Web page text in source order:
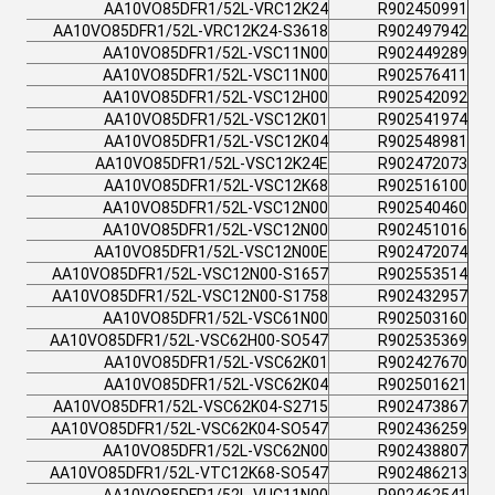
R902450991
AA10VO85DFR1/52L-VRC12K24
R902497942
AA10VO85DFR1/52L-VRC12K24-S3618
R902449289
AA10VO85DFR1/52L-VSC11N00
R902576411
AA10VO85DFR1/52L-VSC11N00
R902542092
AA10VO85DFR1/52L-VSC12H00
R902541974
AA10VO85DFR1/52L-VSC12K01
R902548981
AA10VO85DFR1/52L-VSC12K04
R902472073
AA10VO85DFR1/52L-VSC12K24E
R902516100
AA10VO85DFR1/52L-VSC12K68
R902540460
AA10VO85DFR1/52L-VSC12N00
R902451016
AA10VO85DFR1/52L-VSC12N00
R902472074
AA10VO85DFR1/52L-VSC12N00E
R902553514
AA10VO85DFR1/52L-VSC12N00-S1657
R902432957
AA10VO85DFR1/52L-VSC12N00-S1758
R902503160
AA10VO85DFR1/52L-VSC61N00
R902535369
AA10VO85DFR1/52L-VSC62H00-SO547
R902427670
AA10VO85DFR1/52L-VSC62K01
R902501621
AA10VO85DFR1/52L-VSC62K04
R902473867
AA10VO85DFR1/52L-VSC62K04-S2715
R902436259
AA10VO85DFR1/52L-VSC62K04-SO547
R902438807
AA10VO85DFR1/52L-VSC62N00
R902486213
AA10VO85DFR1/52L-VTC12K68-SO547